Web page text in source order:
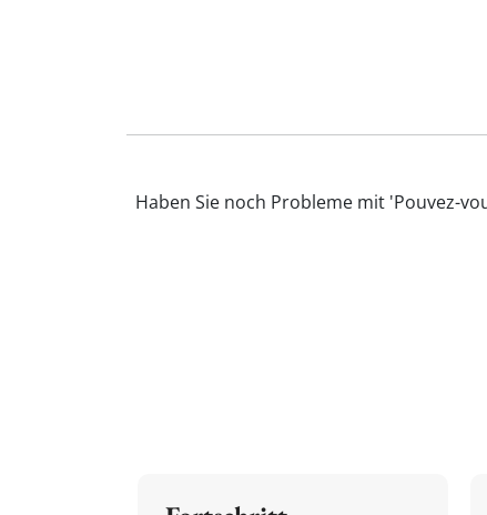
Haben Sie noch Probleme mit 'Pouvez-